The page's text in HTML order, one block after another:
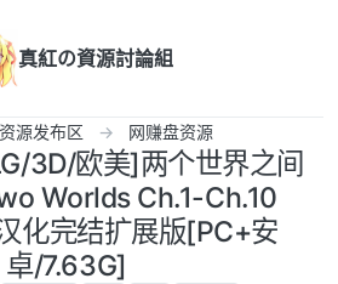
真紅の資源討論組
资源发布区 网赚盘资源
3D/欧美]两个世界之间
Worlds Ch.1-Ch.10
化完结扩展版[PC+安
卓/7.63G]